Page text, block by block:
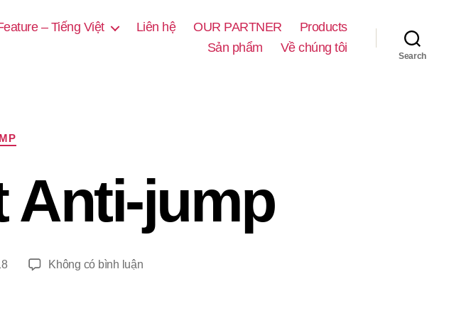
– Tiếng Việt Liên hệ OUR PARTNER
Products
Sản phẩm
Về chúng tôi
Search
jump
Không có bình luậnở